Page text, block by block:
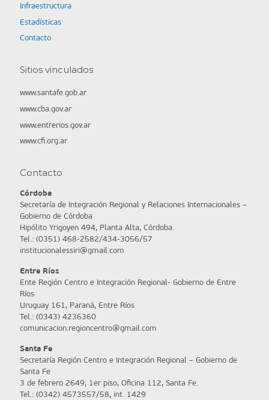
Infraestructura
Estadísticas
Contacto
Sitios vinculados
www.santafe.gob.ar
www.cba.gov.ar
www.entrerios.gov.ar
www.cfi.org.ar
Contacto
Córdoba
Secretaría de Integración Regional y Relaciones Internacionales –
Gobierno de Córdoba
Hipólito Yrigoyen 494, Planta Alta, Córdoba.
Tel.: (0351) 468-2582/434-3056/57
institucionalessiri@gmail.com
Entre Ríos
Ente Región Centro e Integración Regional- Gobierno de Entre
Ríos
Uruguay 161, Paraná, Entre Ríos
Tel.: (0343) 4236360
comunicacion.regioncentro@gmail.com
Santa Fe
Secretaría Región Centro e Integración Regional – Gobierno de
Santa Fe
3 de febrero 2649, 1er piso, Oficina 112, Santa Fe.
Tel.: (0342) 4573557/58, int. 1429